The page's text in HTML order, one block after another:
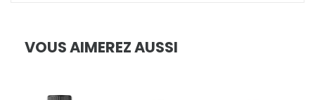
VOUS AIMEREZ AUSSI